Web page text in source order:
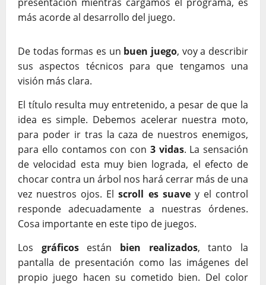
más acorde al desarrollo del juego.
De todas formas es un buen juego, voy a describir
sus aspectos técnicos para que tengamos una
visión más clara.
El título resulta muy entretenido, a pesar de que la
idea es simple. Debemos acelerar nuestra moto,
para poder ir tras la caza de nuestros enemigos,
para ello contamos con con 3 vidas. La sensación
de velocidad esta muy bien lograda, el efecto de
chocar contra un árbol nos hará cerrar más de una
vez nuestros ojos. Elscroll es suavey el control
responde adecuadamente a nuestras órdenes.
Cosa importante en este tipo de juegos.
Los gráficosestán bien realizados, tanto la
pantalla de presentación como las imágenes del
propio juego hacen su cometido bien. Del color